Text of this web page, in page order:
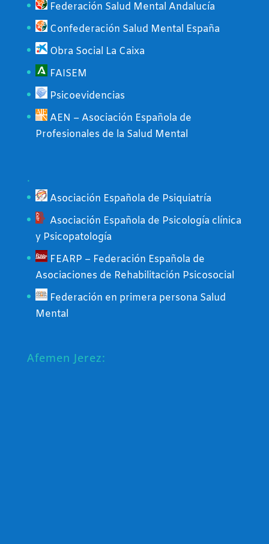
Federación Salud Mental Andalucía
Confederación Salud Mental España
Obra Social La Caixa
FAISEM
Psicoevidencias
AEN – Asociación Española de
Profesionales de la Salud Mental
.
Asociación Española de Psiquiatría
Asociación Española de Psicología clínica
y Psicopatología
FEARP – Federación Española de
Asociaciones de Rehabilitación Psicosocial
Federación en primera persona Salud
Mental
Afemen Jerez: